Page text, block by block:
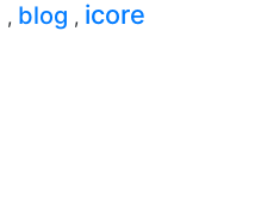
, blog , icore